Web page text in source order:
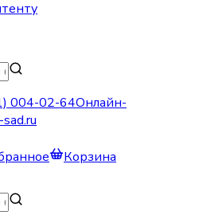
004-02-64Онлайн-
Корзина